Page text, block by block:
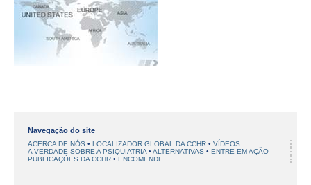
Navegação do site
ACERCA DE NÓS LOCALIZADOR GLOBAL DA CCHR
VÍDEOS
A VERDADE SOBRE A PSIQUIATRIA
ALTERNATIVAS
ENTRE EM AÇÃO
PUBLICAÇÕES DA CCHR
ENCOMENDE